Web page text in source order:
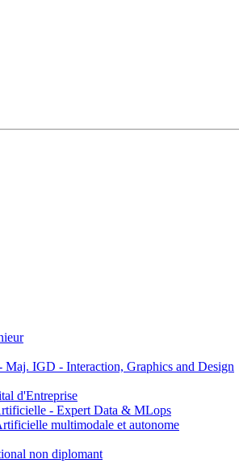
IGD - Interaction, Graphics and Design
d'Entreprise
- Expert Data & MLops
multimodale et autonome
non diplomant